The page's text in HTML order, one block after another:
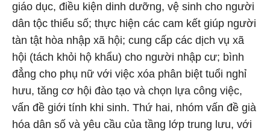
giáo dục, điều kiện dinh dưỡng, vệ sinh cho người
dân tộc thiểu số; thực hiện các cam kết giúp người
tàn tật hòa nhập xã hội; cung cấp các dịch vụ xã
hội (tách khỏi hộ khẩu) cho người nhập cư; bình
đẳng cho phụ nữ với việc xóa phân biệt tuổi nghỉ
hưu, tăng cơ hội đào tạo và chọn lựa công việc,
vấn đề giới tính khi sinh. Thứ hai, nhóm vấn đề già
hóa dân số và yêu cầu của tầng lớp trung lưu, với